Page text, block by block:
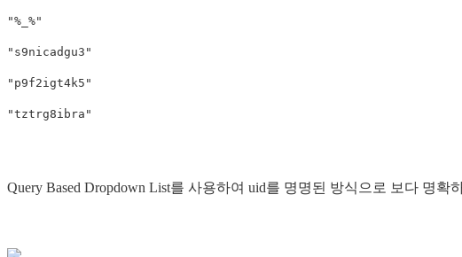
"%_%"
"s9nicadgu3"
"p9f2igt4k5"
"tztrg8ibra"
Query Based Dropdown List를 사용하여 uid를 명명된 방식으로 보다 명확